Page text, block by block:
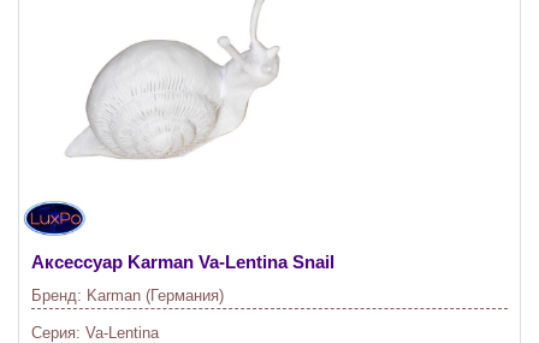
Аксессуар Karman Va-Lentina Snail
Бренд: Karman (Германия)
Серия: Va-Lentina